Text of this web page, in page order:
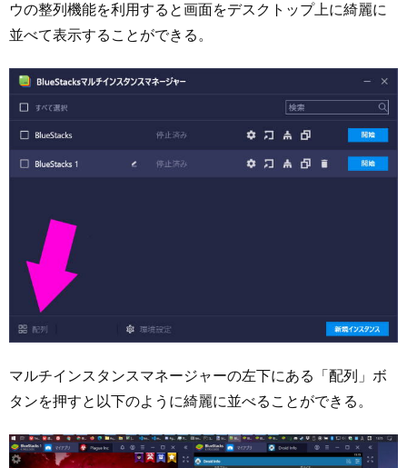
ウの整列機能を利用すると画面をデスクトップ上に綺麗に
並べて表示することができる。
マルチインスタンスマネージャーの左下にある「配列」ボ
タンを押すと以下のように綺麗に並べることができる。